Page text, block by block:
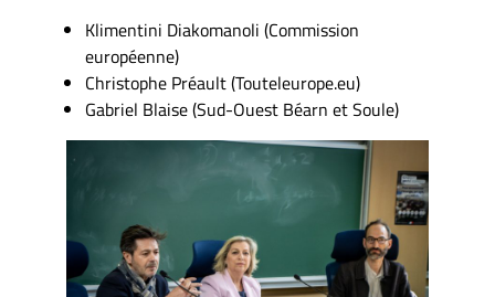
Klimentini Diakomanoli (Commission
européenne)
Christophe Préault (Touteleurope.eu)
Gabriel Blaise (Sud-Ouest Béarn et Soule)